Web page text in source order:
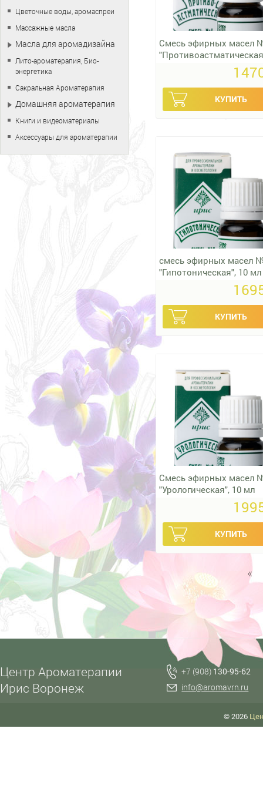
Смесь эфирных масел
смесь эфирных масел
"Гипотоническая", 10 мл
Смесь эфирных масел
"Урологическая", 10 мл
«
Цветочные воды, аромаспреи
Массажные масла
Масла для аромадизайна
Лито-ароматерапия, Био-
энергетика
Сакральная Ароматерапия
Домашняя ароматерапия
Книги и видеоматериалы
Аксессуары для ароматерапии
Центр Ароматерапии
Ирис Воронеж
+7 (908) 130-95-62
info@aromavrn.ru
© 2026